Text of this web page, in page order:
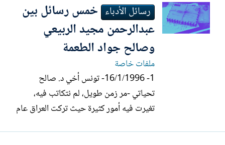
لي من أن أكرر لك أسفي الشديد لسوء الفهم
الذي مسنا ونحن نتحدث هاتفياً قبل يومين
حول PROTA – لم أرد من...
رسائل الأدباء خمس رسائل بين
عبدالرحمن مجيد الربيعي
وصالح جواد الطعمة
ملفات خاصة
1- 16/1/1996- تونس أخي د. صالح
تحياتي -مر زمن طويل، لم نتكاتب فيه،
تغيرت فيه أمور كثيرة حيث تركت العراق عام